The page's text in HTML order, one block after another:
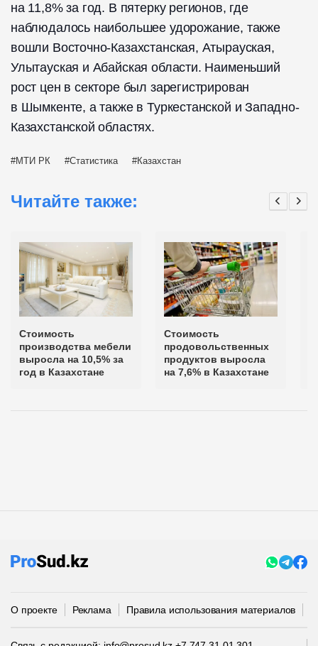
на 11,8% за год. В пятерку регионов, где
наблюдалось наибольшее удорожание, также
вошли Восточно-Казахстанская, Атырауская,
Улытауская и Абайская области. Наименьший
рост цен в секторе был зарегистрирован
в Шымкенте, а также в Туркестанской и Западно-
Казахстанской областях.
МТИ РК Статистика Казахстан
Читайте также:
Стоимость
производства мебели
выросла на 10,5% за
год в Казахстане
Стоимость
продовольственных
продуктов выросла
на 7,6% в Казахстане
О проекте Реклама Правила использования материалов